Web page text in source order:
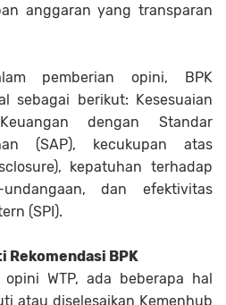
anggaran yang transparan
pemberian opini, BPK
sebagai berikut: Kesesuaian
dengan Standar
(SAP), kecukupan atas
kepatuhan terhadap
undangaan, dan efektivitas
(SPI).
Rekomendasi BPK
opini WTP, ada beberapa hal
atau diselesaikan Kemenhub